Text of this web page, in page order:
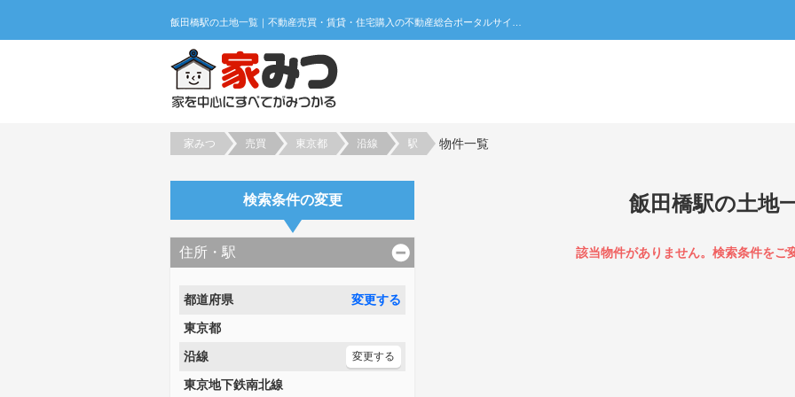
家みつ 売買 東京都 沿線 駅 物件一覧
検索条件の変更
住所・駅
都道府県
変更する
東京都
沿線
変更する
東京地下鉄南北線
飯田橋駅の土地
該当物件がありません。検索条件をご